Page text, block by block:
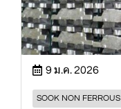
9 ม.ค. 2026
SOOK NON FERROUS